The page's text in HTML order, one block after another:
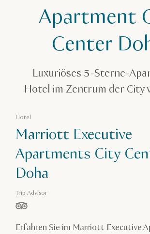
Marriott Executive Apartment City
Apartment
Center
Luxuriöses 5-Sterne-
Hotel im Zentrum der City
Hotel
Marriott Executive
Apartments City
Doha
Trip Advisor
von 5 Sternen, basierend auf
Erfahren Sie im Marriott Executive